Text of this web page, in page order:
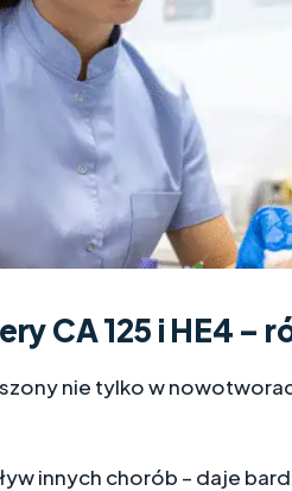
CA 125 i HE4 –
nie tylko w
innych chorób – daje